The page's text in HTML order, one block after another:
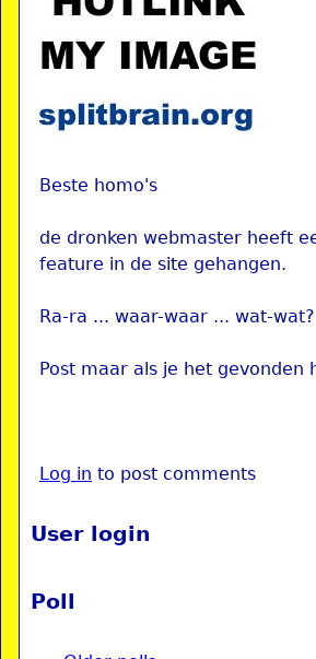
Beste homo's
de dronken webmaster heeft
feature in de site gehangen.
Ra-ra ... waar-waar ... wat-wat?
Post maar als je het gevonden
Log in to post comments
User login
Poll